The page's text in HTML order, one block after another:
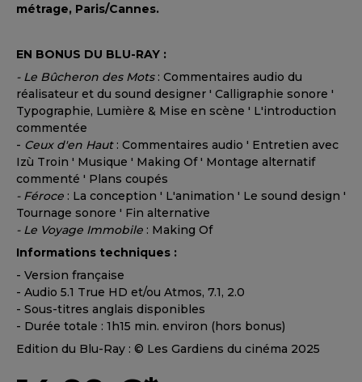
métrage, Paris/Cannes.
EN BONUS DU BLU-RAY :
- Le Bûcheron des Mots: Commentaires audio du
réalisateur et du sound designer ' Calligraphie sonore '
Typographie, Lumière & Mise en scène ' L'introduction
commentée
- Ceux d'en Haut: Commentaires audio ' Entretien avec
Izù Troin ' Musique ' Making Of ' Montage alternatif
commenté ' Plans coupés
- Féroce : La conception ' L'animation ' Le sound design '
Tournage sonore ' Fin alternative
- Le Voyage Immobile : Making Of
Informations techniques :
- Version française
- Audio 5.1 True HD et/ou Atmos, 7.1, 2.0
- Sous-titres anglais disponibles
- Durée totale : 1h15 min. environ (hors bonus)
Edition du Blu-Ray : © Les Gardiens du cinéma 2025